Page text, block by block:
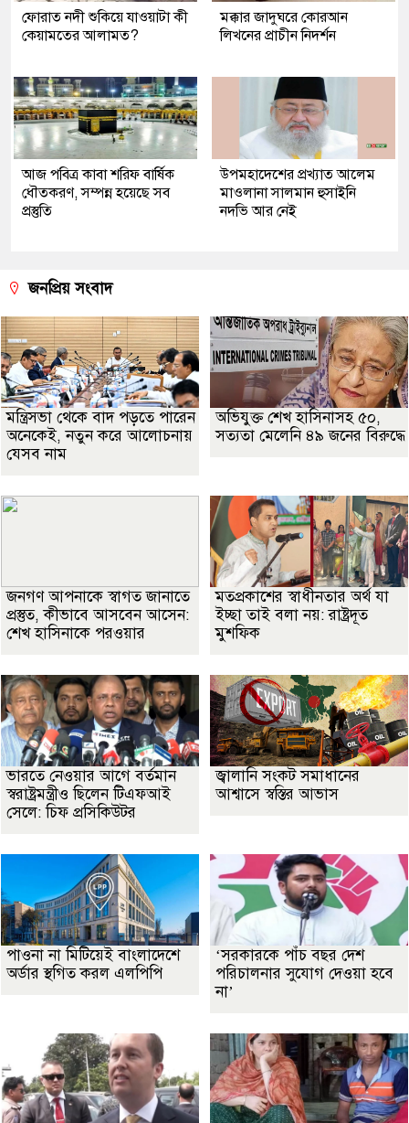
ফোরাত নদী শুকিয়ে যাওয়াটা কী
কেয়ামতের আলামত?
মক্কার জাদুঘরে কোরআন
লিখনের প্রাচীন নিদর্শন
আজ পবিত্র কাবা শরিফ বার্ষিক
ধৌতকরণ, সম্পন্ন হয়েছে সব
প্রস্তুতি
উপমহাদেশের প্রখ্যাত আলেম
মাওলানা সালমান হুসাইনি
নদভি আর নেই
জনপ্রিয় সংবাদ
মন্ত্রিসভা থেকে বাদ পড়তে পারেন
অনেকেই, নতুন করে আলোচনায়
যেসব নাম
অভিযুক্ত শেখ হাসিনাসহ ৫০,
সত্যতা মেলেনি ৪৯ জনের বিরুদ্ধে
জনগণ আপনাকে স্বাগত জানাতে
প্রস্তুত, কীভাবে আসবেন আসেন:
শেখ হাসিনাকে পরওয়ার
মতপ্রকাশের স্বাধীনতার অর্থ যা
ইচ্ছা তাই বলা নয়: রাষ্ট্রদূত
মুশফিক
ভারতে নেওয়ার আগে বর্তমান
স্বরাষ্ট্রমন্ত্রীও ছিলেন টিএফআই
সেলে: চিফ প্রসিকিউটর
জ্বালানি সংকট সমাধানের
আশ্বাসে স্বস্তির আভাস
পাওনা না মিটিয়েই বাংলাদেশে
অর্ডার স্থগিত করল এলপিপি
‘সরকারকে পাঁচ বছর দেশ
পরিচালনার সুযোগ দেওয়া হবে
না’